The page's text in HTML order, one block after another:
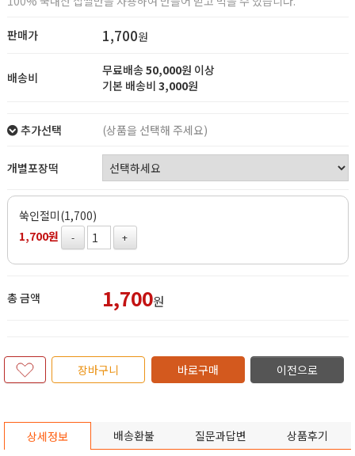
판매가 1,700원
배송비 무료배송50,000원 이상
기본 배송비 3,000원
추가선택 (상품을 선택해 주세요)
개별포장떡
쑥인절미(1,700)
1,700원
- +
총 금액 1,700원
장바구니 바로구매 이전으로
상세정보 배송환불 질문과답변 상품후기